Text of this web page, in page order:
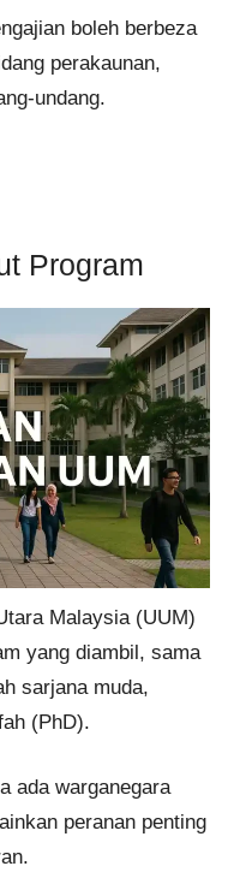
boleh berbeza
perakaunan,
undang.
Program
Malaysia (UUM)
yang diambil, sama
sarjana muda,
(PhD).
ada warganegara
peranan penting